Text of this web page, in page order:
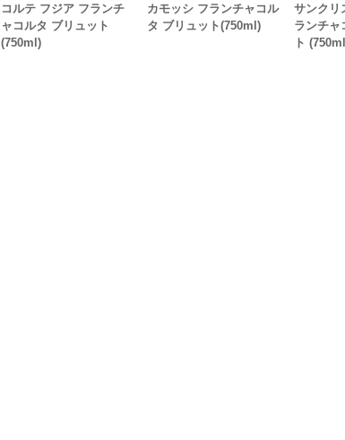
コルテ フジア フランチ
ャコルタ ブリュット
(750ml)
カモッシ フランチャコル
タ ブリュット(750ml)
サンクリ
ランチャ
ト